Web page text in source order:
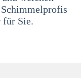
für Sie.